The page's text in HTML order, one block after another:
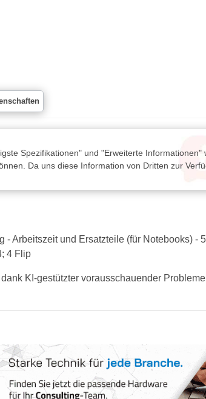
Spezifikationen" und "Erweiterte Informationen"
Da uns diese Information von Dritten zur
Arbeitszeit und Ersatzteile (für Notebooks) -
4 Flip
KI-gestützter vorausschauender